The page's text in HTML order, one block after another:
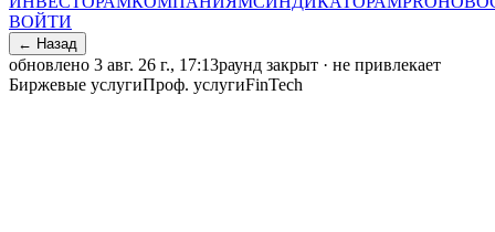
ВОЙТИ
← Назад
обновлено 3 авг. 26 г., 17:13раунд закрыт · не привлекает
Биржевые услугиПроф. услугиFinTech